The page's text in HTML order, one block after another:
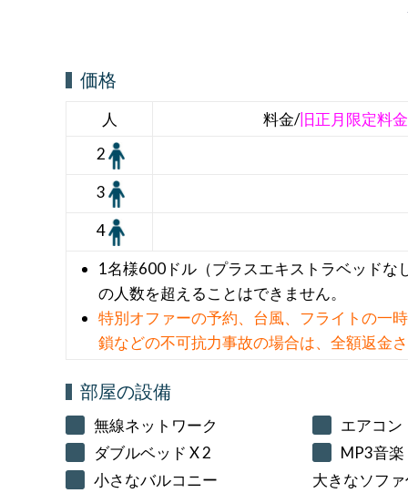
価格
人 料金/旧正月限定料
2
3
4
1名様600ドル（プラスエキストラベッドな
の人数を超えることはできません。
特別オファーの予約、台風、フライトの一
鎖などの不可抗力事故の場合は、全額返金
部屋の設備
無線ネットワーク
エアコン
ダブルベッド X 2
MP3音楽
小さなバルコニー
大きなソフ